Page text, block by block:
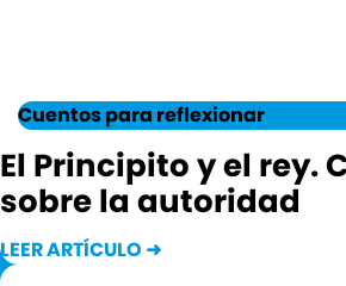
Cuentos para reflexionar
El Principito y el rey.
sobre la autoridad
LEER ARTÍCULO ➜